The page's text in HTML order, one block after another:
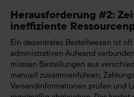
Herausforderung #2:
ineffiziente
Ein dezentrales Bestellwesen ist
administrativen Aufwand
müssen Bestellungen aus
manuell zusammenführen,
Versandinformationen prüfen und